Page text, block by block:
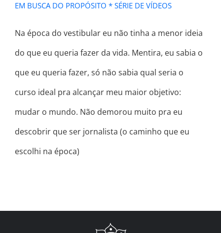
EM BUSCA DO PROPÓSITO * SÉRIE DE VÍDEOS
Na época do vestibular eu não tinha a menor ideia
do que eu queria fazer da vida. Mentira, eu sabia o
que eu queria fazer, só não sabia qual seria o
curso ideal pra alcançar meu maior objetivo:
mudar o mundo. Não demorou muito pra eu
descobrir que ser jornalista (o caminho que eu
escolhi na época)